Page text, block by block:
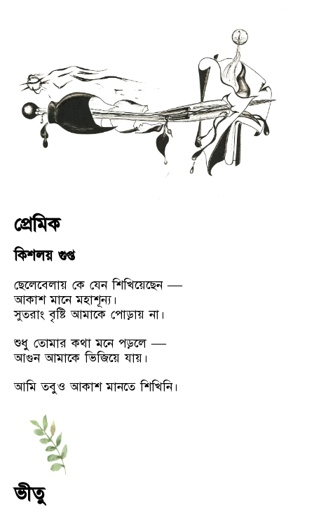
প্রেমিক
কিশলয় গুপ্ত
ছেলেবেলায় কে যেন শিখিয়েছেন —
আকাশ মানে মহাশূন্য।
সুতরাং বৃষ্টি আমাকে পোড়ায় না।
শুধু তোমার কথা মনে পড়লে —
আগুন আমাকে ভিজিয়ে যায়।
আমি তবুও আকাশ মানতে শিখিনি।
ভীতু